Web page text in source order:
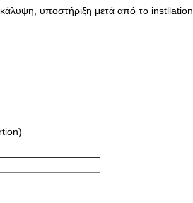
κάλυψη, υποστήριξη μετά από το instllation